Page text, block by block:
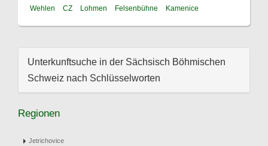
Wehlen
CZ Lohmen Felsenbühne Kamenice
Unterkunftsuche in der Sächsisch Böhmischen
Schweiz nach Schlüsselworten
Regionen
Jetrichovice